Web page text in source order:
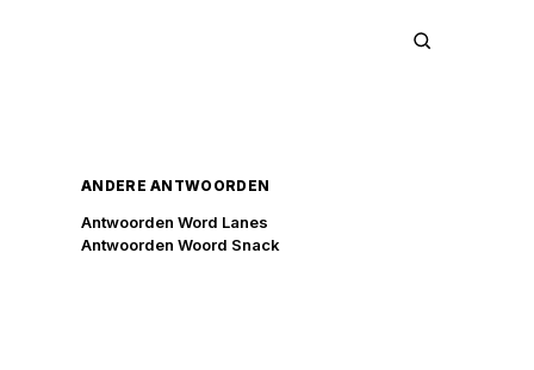
ANDERE ANTWOORDEN
Antwoorden Word Lanes
Antwoorden Woord Snack